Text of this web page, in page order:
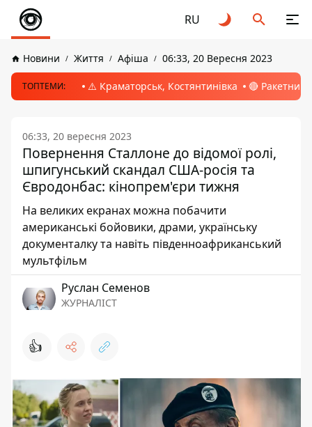
RU
Новини Життя Афіша 06:33, 20 Вересня 2023
ТОПТЕМИ: ⚠️ Краматорськ, Костянтинівка 🔴 Ракетний
06:33, 20 вересня 2023
Повернення Сталлоне до відомої ролі,
шпигунський скандал США-росія та
Євродонбас: кінопрем'єри тижня
На великих екранах можна побачити
американські бойовики, драми, українську
документалку та навіть південноафриканський
мультфільм
Руслан Семенов
ЖУРНАЛІСТ
👍